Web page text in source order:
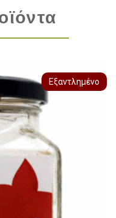
Εξαντλημένο